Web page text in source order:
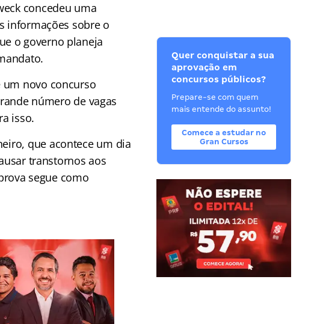
concedeu uma
informações sobre o
o governo planeja
novo concurso
número de vagas
isso.
que acontece um dia
transtornos aos
segue como
Quer conquistar a sua
aprovação em
concursos públicos?
Prepare-se com quem
mais entende do assunto!
Comece a estudar no
Gran Cursos